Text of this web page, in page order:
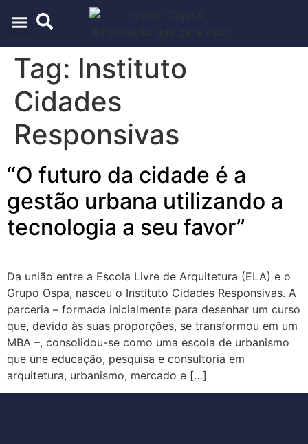
Tag: Instituto
Cidades
Responsivas
“O futuro da cidade é a
gestão urbana utilizando a
tecnologia a seu favor”
Da união entre a Escola Livre de Arquitetura (ELA) e o
Grupo Ospa, nasceu o Instituto Cidades Responsivas. A
parceria – formada inicialmente para desenhar um curso
que, devido às suas proporções, se transformou em um
MBA –, consolidou-se como uma escola de urbanismo
que une educação, pesquisa e consultoria em
arquitetura, urbanismo, mercado e […]